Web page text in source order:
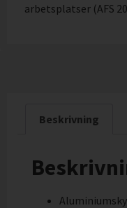
arbetsplatser (AFS
Beskrivning